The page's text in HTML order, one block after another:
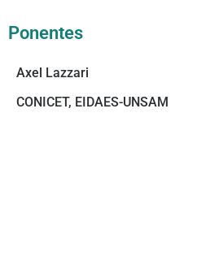
Ponentes
Axel Lazzari
CONICET, EIDAES-UNSAM